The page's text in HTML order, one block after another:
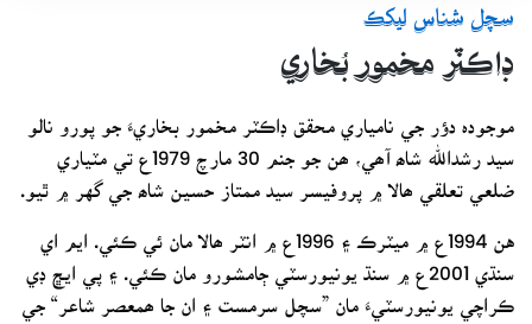
سچل شناس ليکڪ
ڊاڪٽر مخمور بُخاري
موجودہ دؤر جي نامياري محقق ڊاڪٽر مخمور بخاريءَ جو پورو نالو
سيد رشدالله شاھ آھي، ھن جو جنم 30 مارچ 1979ع تي مٽياري
ضلعي تعلقي ھالا ۾ پروفيسر سيد ممتاز حسين شاھ جي گهر ۾ ٿيو.
هن 1994ع ۾ ميٽرڪ ۽ 1996ع ۾ انٽر ھالا مان ئي ڪئي. ايم اي
سنڌي 2001ع ۾ سنڌ يونيورسٽي ڄامشورو مان ڪئي. ۽ پي ايڇ ڊي
ڪراچي يونيورسٽيءَ مان ”سچل سرمست ۽ ان جا ھمعصر شاعر“ جي